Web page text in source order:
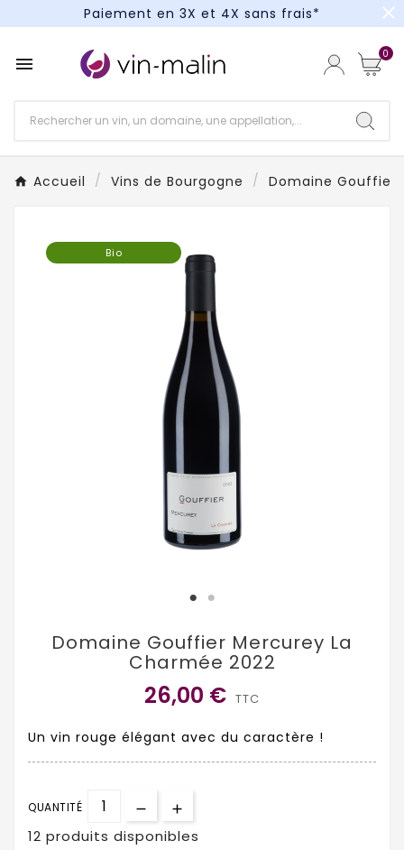
Paiement en 3X et 4X sans frais*
Paiement en 3X et 4X sans frais*
close
 0
Accueil Vins de Bourgogne Domaine Gouffier
Bio
Domaine Gouffier Mercurey La
Charmée 2022
26,00 € TTC
Un vin rouge élégant avec du caractère !
QUANTITÉ
12 produits disponibles